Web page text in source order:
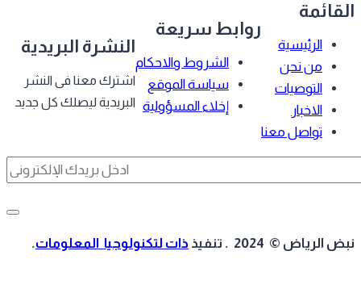
الرئيسية
من نحن
التوصيات
الاخبار
تواصل معنا
روابط سريعة
الشروط والاحكام
سياسة الموقع
إخلاء المسؤولية
النشرة البريدية
اشترك معنا فى النشر
البريدية ليصلك كل جديد
الرياض © 2024 . تنفيذ ذات لتكنولوجيا المعلومات.